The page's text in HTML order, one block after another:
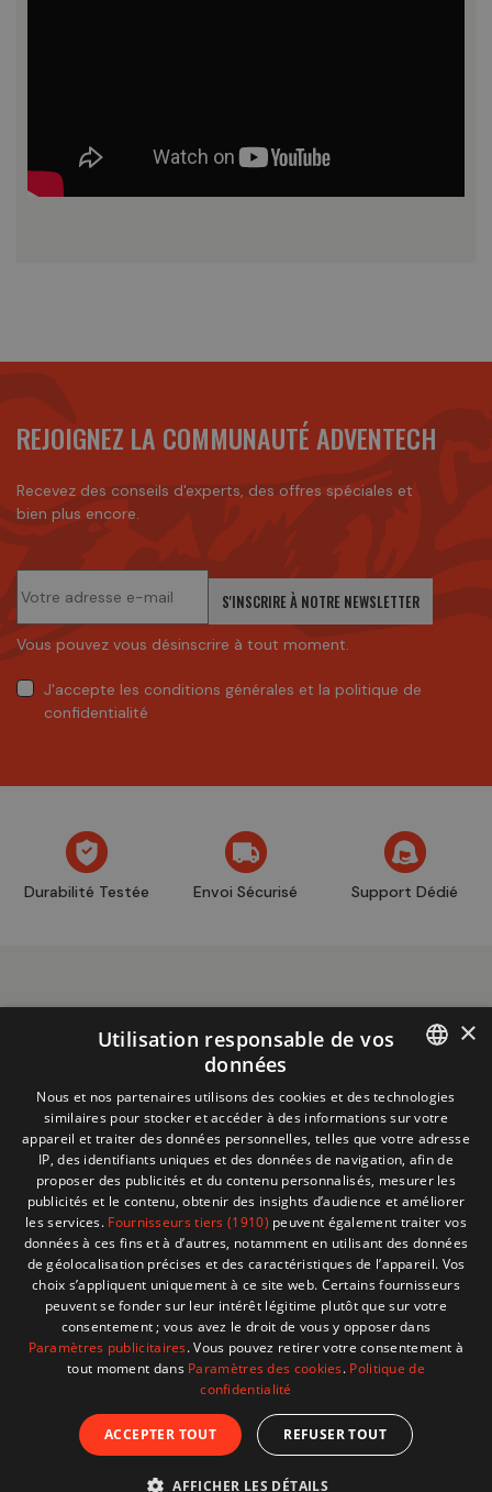
REJOIGNEZ LA COMMUNAUTÉ ADVENTECH
Recevez des conseils d'experts, des offres spéciales et
bien plus encore.
S'INSCRIRE À NOTRE NEWSLETTER
Vous pouvez vous désinscrire à tout moment.
J'accepte les conditions générales et la politique de
confidentialité
Durabilité Testée Envoi Sécurisé Support Dédié
MENU
SHOP
BESOIN D'AIDE ?
boutique
+32 (0)2 704 93 20
store@adventech.be
Mercuriusstraat 24 - 1930 Zaventem
© 2026 Adventech. Created byATdesign. Developped
by
FRENCH
×
Utilisation responsable de vos
données
Nous et nos partenaires utilisons des cookies et des technologies
similaires pour stocker et accéder à des informations sur votre
appareil et traiter des données personnelles, telles que votre adresse
IP, des identifiants uniques et des données de navigation, afin de
proposer des publicités et du contenu personnalisés, mesurer les
publicités et le contenu, obtenir des insights d’audience et améliorer
les services. Fournisseurs tiers (1910) peuvent également traiter vos
données à ces fins et à d’autres, notamment en utilisant des données
de géolocalisation précises et des caractéristiques de l’appareil. Vos
choix s’appliquent uniquement à ce site web. Certains fournisseurs
peuvent se fonder sur leur intérêt légitime plutôt que sur votre
consentement ; vous avez le droit de vous y opposer dans
Paramètres publicitaires. Vous pouvez retirer votre consentement à
tout moment dans Paramètres des cookies. Politique de
confidentialité
ACCEPTER TOUT REFUSER TOUT
AFFICHER LES DÉTAILS